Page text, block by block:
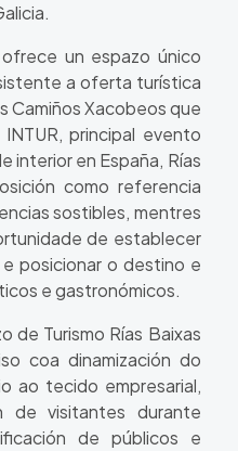
un espazo único
a oferta turística
Camiños Xacobeos que
principal evento
interior en España, Rías
como referencia
sostibles, mentres
de establecer
posicionar o destino e
e gastronómicos.
de Turismo Rías Baixas
coa dinamización do
ao tecido empresarial,
de visitantes durante
de públicos e